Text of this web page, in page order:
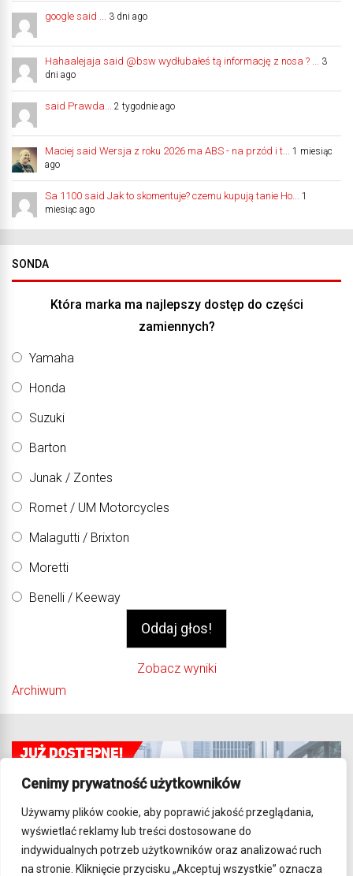
Cenimy prywatność użytkowników
Używamy plików cookie, aby poprawić jakość przeglądania,
wyświetlać reklamy lub treści dostosowane do
indywidualnych potrzeb użytkowników oraz analizować ruch
na stronie. Kliknięcie przycisku „Akceptuj wszystkie” oznacza
google said ... 3 dni ago
Hahaalejaja said @bsw wydłubałeś tą informację z nosa ? ...
3
dni ago
said Prawda... 2 tygodnie ago
Maciej said Wersja z roku 2026 ma ABS - na przód i t...
1 miesiąc
ago
Sa 1100 said Jak to skomentuje? czemu kupują tanie Ho...
1
miesiąc ago
SONDA
Która marka ma najlepszy dostęp do części
zamiennych?
Yamaha
Honda
Suzuki
Barton
Junak / Zontes
Romet / UM Motorcycles
Malagutti / Brixton
Moretti
Benelli / Keeway
Zobacz wyniki
Archiwum